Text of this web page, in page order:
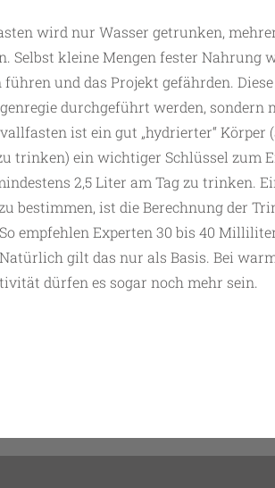
wird nur Wasser getrunken,
Selbst kleine Mengen fester Nahrung
und das Projekt gefährden.
durchgeführt werden,
ist ein gut „hydrierter“ Körper
trinken) ein wichtiger Schlüssel zum
2,5 Liter am Tag zu trinken.
bestimmen, ist die Berechnung der
empfehlen Experten 30 bis 40
gilt das nur als Basis. Bei
dürfen es sogar noch mehr sein.